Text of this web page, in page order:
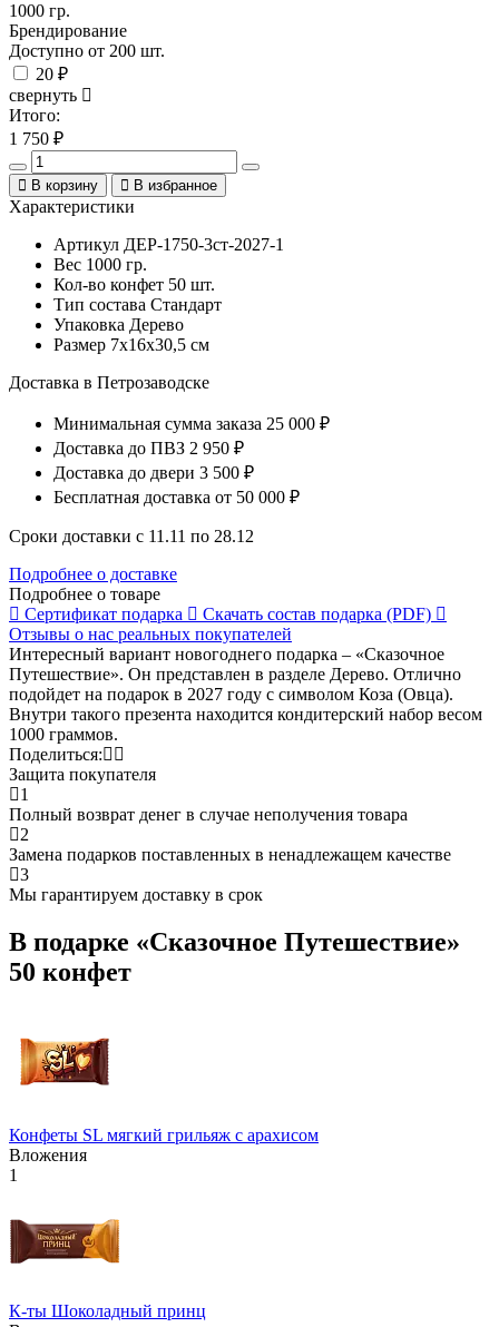
1000 гр.
Брендирование
Доступно от 200 шт.
20 ₽
свернуть
Итого:
1 750 ₽
В корзину В избранное
Характеристики
Артикул ДЕР-1750-3ст-2027-1
Вес 1000 гр.
Кол-во конфет 50 шт.
Тип состава Стандарт
Упаковка Дерево
Размер 7х16х30,5 см
Доставка в Петрозаводске
Минимальная сумма заказа 25 000 ₽
Доставка до ПВЗ 2 950 ₽
Доставка до двери 3 500 ₽
Бесплатная доставка от 50 000 ₽
Сроки доставки с 11.11 по 28.12
Подробнее о доставке
Подробнее о товаре
Сертификат подарка Скачать состав подарка (PDF)
Отзывы о нас реальных покупателей
Интересный вариант новогоднего подарка – «Сказочное
Путешествие». Он представлен в разделе Дерево. Отлично
подойдет на подарок в 2027 году с символом Коза (Овца).
Внутри такого презента находится кондитерский набор весом
1000 граммов.
Поделиться:
Защита покупателя
1
Полный возврат денег в случае неполучения товара
2
Замена подарков поставленных в ненадлежащем качестве
3
Мы гарантируем доставку в срок
В подарке «Сказочное Путешествие»
50 конфет
Конфеты SL мягкий грильяж с арахисом
Вложения
1
К-ты Шоколадный принц